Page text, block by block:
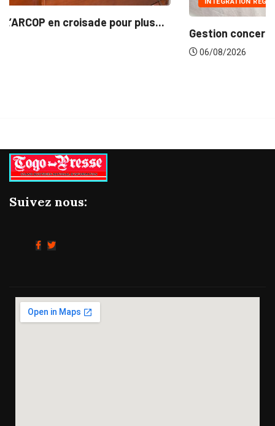
Gestion concertée et durable du Bassin du...
Suivez nous: